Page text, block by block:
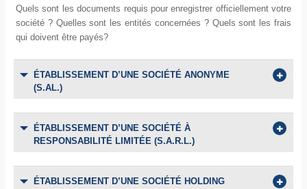
Quels sont les documents requis pour enregistrer officiellement votre
société ? Quelles sont les entités concernées ? Quels sont les frais
qui doivent être payés?
ÉTABLISSEMENT D’UNE SOCIÉTÉ ANONYME
(S.AL.)
ÉTABLISSEMENT D’UNE SOCIÉTÉ À
RESPONSABILITÉ LIMITÉE (S.A.R.L.)
ÉTABLISSEMENT D’UNE SOCIÉTÉ HOLDING